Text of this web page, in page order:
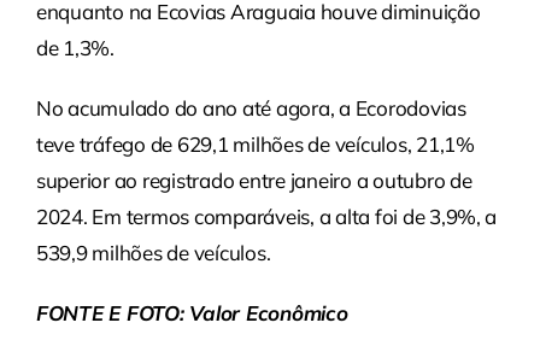
enquanto na Ecovias Araguaia houve diminuição
de 1,3%.
No acumulado do ano até agora, a Ecorodovias
teve tráfego de 629,1 milhões de veículos, 21,1%
superior ao registrado entre janeiro a outubro de
2024. Em termos comparáveis, a alta foi de 3,9%, a
539,9 milhões de veículos.
FONTE E FOTO: Valor Econômico